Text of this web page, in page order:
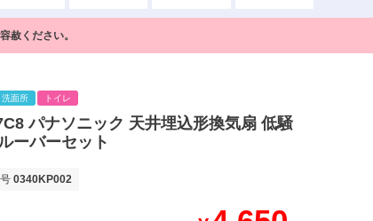
赦ください。
洗面所 トイレ
パナソニック 天井埋込形換気扇 低騒
ーバーセット
0340KP002